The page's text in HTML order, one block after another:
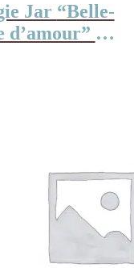
“Belle-
d’amour” de